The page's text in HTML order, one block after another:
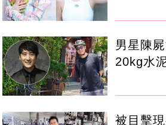
男星陳
20kg水
被目擊